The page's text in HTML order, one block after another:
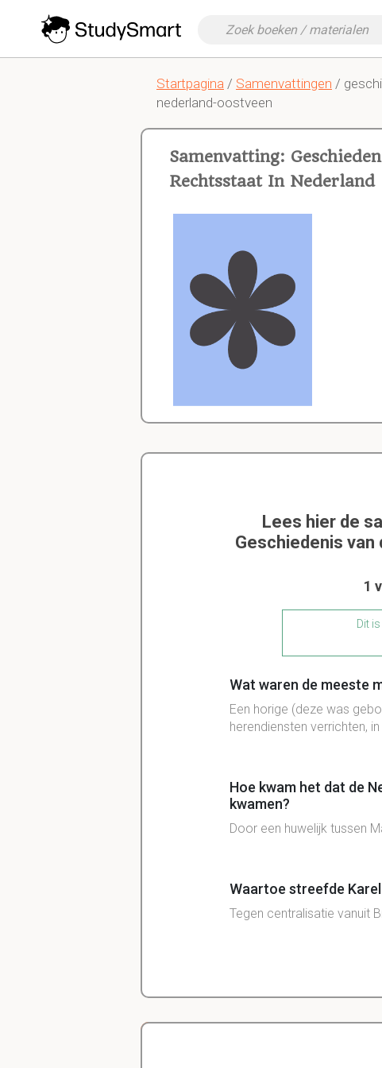
Startpagina / Samenvattingen /
nederland-oostveen
Samenvatting:
Rechtsstaat In Nederland
Lees hier de
Geschiedenis
1
Dit
Wat waren de meeste
Een horige (deze was
herendiensten verrichten,
Hoe kwam het dat de
kwamen?
Door een huwelijk tussen
Waartoe streefde
Tegen centralisatie vanuit
Waarom brak er een
Landvoogd Alva trad hard